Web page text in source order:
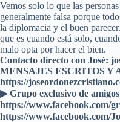
Vemos solo lo que las
generalmente falsa porque
la diplomacia y el buen
que es cuando está solo,
malo opta por hacer el bien.
Contacto directo con José:
MENSAJES ESCRITOS
https://
▶︎ Grupo exclusivo de
https://www.facebook.com/
https://www.facebook.com/